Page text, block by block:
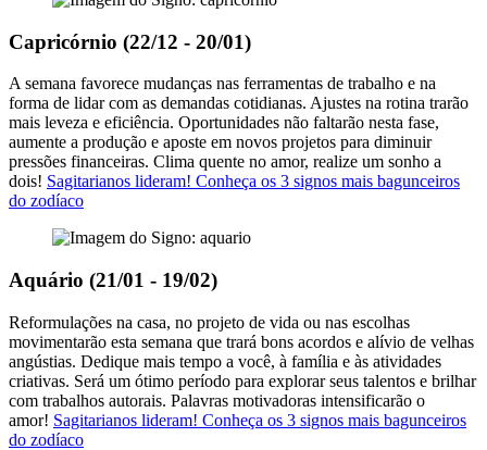
Capricórnio (22/12 - 20/01)
A semana favorece mudanças nas ferramentas de trabalho e na
forma de lidar com as demandas cotidianas. Ajustes na rotina trarão
mais leveza e eficiência. Oportunidades não faltarão nesta fase,
aumente a produção e aposte em novos projetos para diminuir
pressões financeiras. Clima quente no amor, realize um sonho a
dois! Sagitarianos lideram! Conheça os 3 signos mais bagunceiros
do zodíaco
Aquário (21/01 - 19/02)
Reformulações na casa, no projeto de vida ou nas escolhas
movimentarão esta semana que trará bons acordos e alívio de velhas
angústias. Dedique mais tempo a você, à família e às atividades
criativas. Será um ótimo período para explorar seus talentos e brilhar
com trabalhos autorais. Palavras motivadoras intensificarão o
amor! Sagitarianos lideram! Conheça os 3 signos mais bagunceiros
do zodíaco